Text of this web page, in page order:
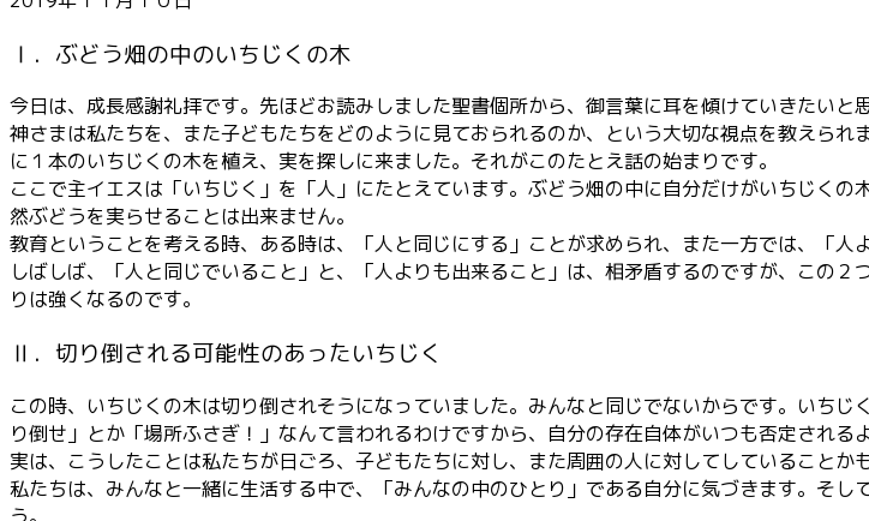
ー
Ⅰ．ぶどう畑の中のいちじくの木
今日は、成長感謝礼拝です。先ほどお読みしました聖書個所から、御言葉に耳を傾けていきたいと
神さまは私たちを、また子どもたちをどのように見ておられるのか、という大切な視点を教えら
に１本のいちじくの木を植え、実を探しに来ました。それがこのたとえ話の始まりです。
ここで主イエスは「いちじく」を「人」にたとえています。ぶどう畑の中に自分だけがいちじく
然ぶどうを実らせることは出来ません。
教育ということを考える時、ある時は、「人と同じにする」ことが求められ、また一方では、「人
しばしば、「人と同じでいること」と、「人よりも出来ること」は、相矛盾するのですが、この
りは強くなるのです。
Ⅱ．切り倒される可能性のあったいちじく
この時、いちじくの木は切り倒されそうになっていました。みんなと同じでないからです。いち
り倒せ」とか「場所ふさぎ！」なんて言われるわけですから、自分の存在自体がいつも否定される
実は、こうしたことは私たちが日ごろ、子どもたちに対し、また周囲の人に対してしていることか
私たちは、みんなと一緒に生活する中で、「みんなの中のひとり」である自分に気づきます。そ